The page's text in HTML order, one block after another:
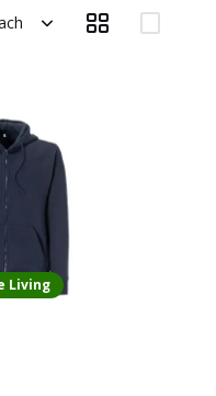
Living